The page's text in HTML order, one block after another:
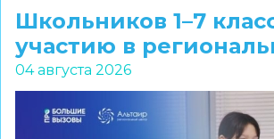
школьники
–
победители
всероссийского
«Большая
Школьников 1–7
участию в
04 августа 2026